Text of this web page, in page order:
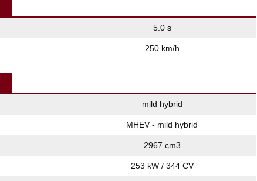
5.0 s
250 km/h
mild hybrid
MHEV - mild hybrid
2967 cm3
253 kW / 344 CV